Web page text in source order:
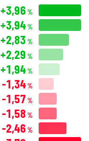
+3,96 %
+3,94%
+2,83 %
+2,29 %
+1,94%
-1,34%
-1,57 %
-1,58 %
-2,46 %